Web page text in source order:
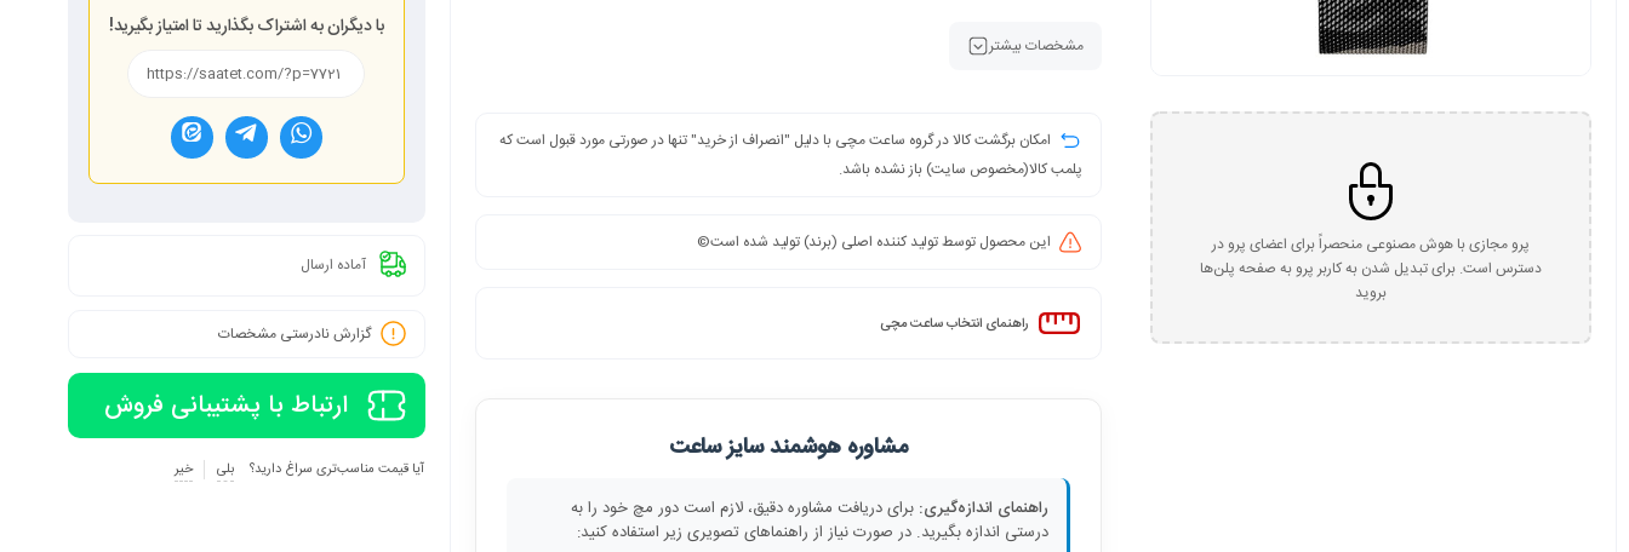
پرو مجازی با هوش مصنوعی منحصراً برای اعضای پرو در
دسترس است. برای تبدیل شدن به کاربر پرو به صفحه پلن‌ها
بروید
مشخصات بیشتر
امکان برگشت کالا در گروه ساعت مچی با دلیل "انصراف از خرید" تنها در صورتی مورد قبول است که
پلمب کالا(مخصوص سایت) باز نشده باشد.
این محصول توسط تولید کننده اصلی (برند) تولید شده است©️
راهنمای انتخاب ساعت مچی
مشاوره هوشمند سایز ساعت
راهنمای اندازه‌گیری: برای دریافت مشاوره دقیق، لازم است دور مچ خود را به
درستی اندازه بگیرید. در صورت نیاز از راهنماهای تصویری زیر استفاده کنید:
با دیگران به اشتراک بگذارید تا امتیاز بگیرید!
آماده ارسال
گزارش نادرستی مشخصات
ارتباط با پشتیبانی فروش
آیا قیمت مناسب‌تری سراغ دارید؟ بلی خیر